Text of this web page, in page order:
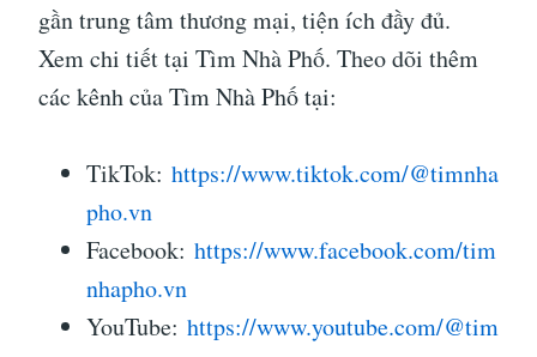
gần trung tâm thương mại, tiện ích đầy đủ.
Xem chi tiết tại Tìm Nhà Phố. Theo dõi thêm
các kênh của Tìm Nhà Phố tại:
TikTok: https://www.tiktok.com/@timnha
pho.vn
Facebook: https://www.facebook.com/tim
nhapho.vn
YouTube: https://www.youtube.com/@tim